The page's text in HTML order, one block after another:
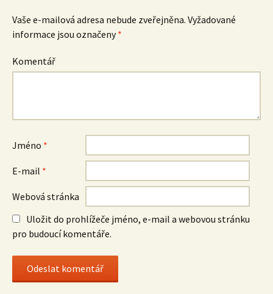
Vaše e-mailová adresa nebude zveřejněna. Vyžadované
informace jsou označeny*
Komentář
Jméno *
E-mail *
Webová stránka
Uložit do prohlížeče jméno, e-mail a webovou stránku
pro budoucí komentáře.